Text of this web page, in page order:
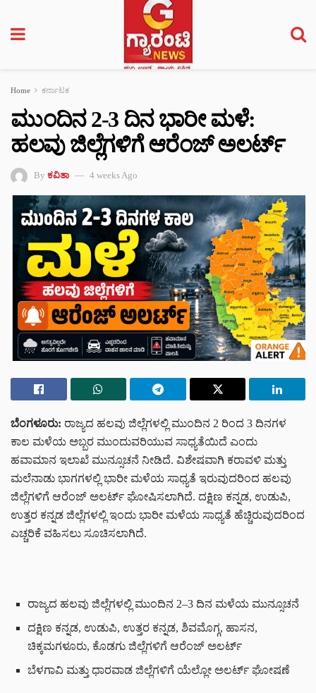
Home ಕರ್ನಾಟಕ
ಮುಂದಿನ 2-3 ದಿನ ಭಾರೀ ಮಳೆ:
ಹಲವು ಜಿಲ್ಲೆಗಳಿಗೆ ಆರೆಂಜ್ ಅಲರ್ಟ್
By ಕವಿತಾ 4 weeks Ago
ಬೆಂಗಳೂರು: ರಾಜ್ಯದ ಹಲವು ಜಿಲ್ಲೆಗಳಲ್ಲಿ ಮುಂದಿನ 2 ರಿಂದ 3 ದಿನಗಳ
ಕಾಲ ಮಳೆಯ ಅಬ್ಬರ ಮುಂದುವರಿಯುವ ಸಾಧ್ಯತೆಯಿದೆ ಎಂದು
ಹವಾಮಾನ ಇಲಾಖೆ ಮುನ್ಸೂಚನೆ ನೀಡಿದೆ. ವಿಶೇಷವಾಗಿ ಕರಾವಳಿ ಮತ್ತು
ಮಲೆನಾಡು ಭಾಗಗಳಲ್ಲಿ ಭಾರೀ ಮಳೆಯ ಸಾಧ್ಯತೆ ಇರುವುದರಿಂದ ಹಲವು
ಜಿಲ್ಲೆಗಳಿಗೆ ಆರೆಂಜ್ ಅಲರ್ಟ್ ಘೋಷಿಸಲಾಗಿದೆ. ದಕ್ಷಿಣ ಕನ್ನಡ, ಉಡುಪಿ,
ಉತ್ತರ ಕನ್ನಡ ಜಿಲ್ಲೆಗಳಲ್ಲಿ ಇಂದು ಭಾರೀ ಮಳೆಯ ಸಾಧ್ಯತೆ ಹೆಚ್ಚಿರುವುದರಿಂದ
ಎಚ್ಚರಿಕೆ ವಹಿಸಲು ಸೂಚಿಸಲಾಗಿದೆ.
ರಾಜ್ಯದ ಹಲವು ಜಿಲ್ಲೆಗಳಲ್ಲಿ ಮುಂದಿನ 2–3 ದಿನ ಮಳೆಯ ಮುನ್ಸೂಚನೆ
ದಕ್ಷಿಣ ಕನ್ನಡ, ಉಡುಪಿ, ಉತ್ತರ ಕನ್ನಡ, ಶಿವಮೊಗ್ಗ, ಹಾಸನ,
ಚಿಕ್ಕಮಗಳೂರು, ಕೊಡಗು ಜಿಲ್ಲೆಗಳಿಗೆ ಆರೆಂಜ್ ಅಲರ್ಟ್
ಬೆಳಗಾವಿ ಮತ್ತು ಧಾರವಾಡ ಜಿಲ್ಲೆಗಳಿಗೆ ಯೆಲ್ಲೋ ಅಲರ್ಟ್ ಘೋಷಣೆ